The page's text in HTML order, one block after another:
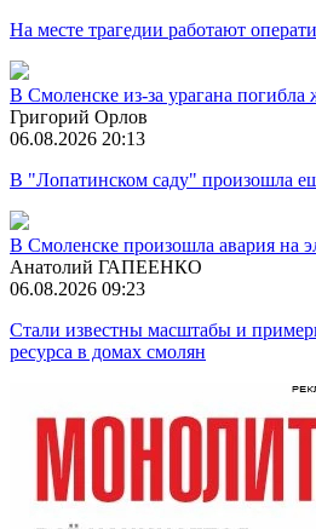
На месте трагедии работают
В Смоленске из-за урагана
Григорий Орлов
06.08.2026 20:13
В "Лопатинском саду" произошла
В Смоленске произошла авария на
Анатолий ГАПЕЕНКО
06.08.2026 09:23
Стали известны масштабы и
ресурса в домах смолян